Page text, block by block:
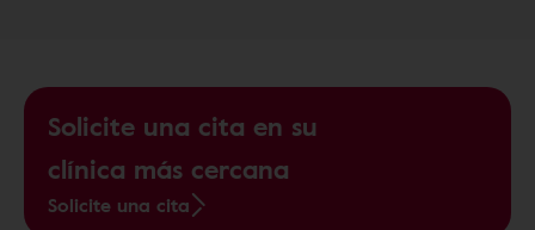
Solicite una cita en su
clínica más cercana
Solicite una cita